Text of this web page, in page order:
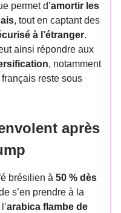
permet d’amortir les
, tout en captant des
à l’étranger.
ainsi répondre aux
, notamment
reste sous
après
brésilien à 50 % dès
s’en prendre à la
arabica flambe de